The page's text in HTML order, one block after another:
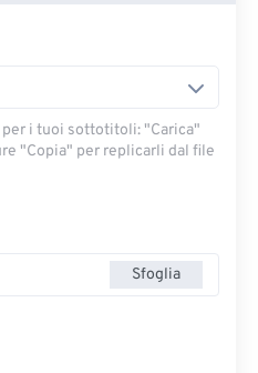
i tuoi sottotitoli: "Carica"
"Copia" per replicarli dal file
Sfoglia